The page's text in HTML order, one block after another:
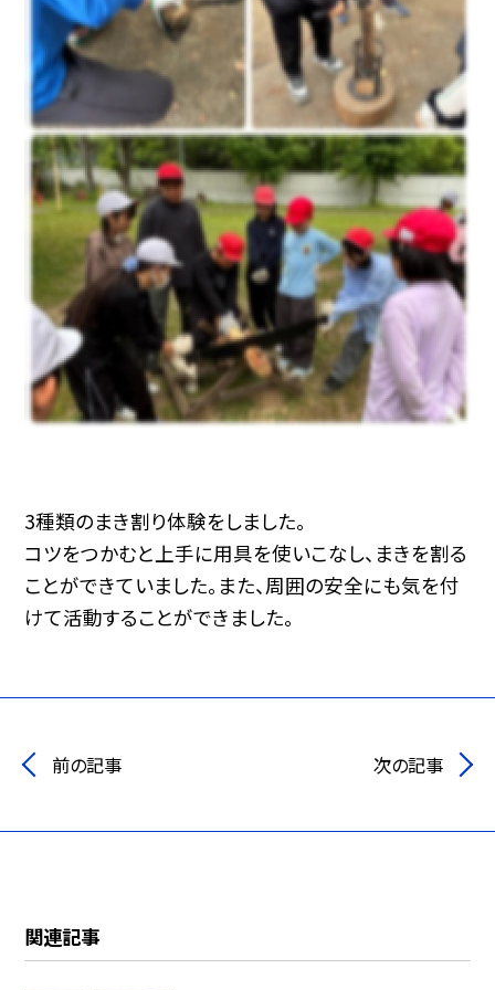
3種類のまき割り体験をしました。
コツをつかむと上手に用具を使いこなし、まきを割る
ことができていました。また、周囲の安全にも気を付
けて活動することができました。
前の記事 次の記事
関連記事